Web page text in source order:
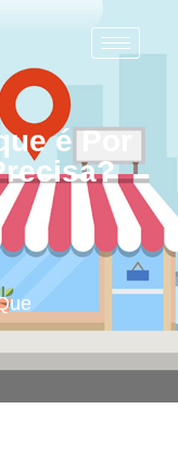
é Por